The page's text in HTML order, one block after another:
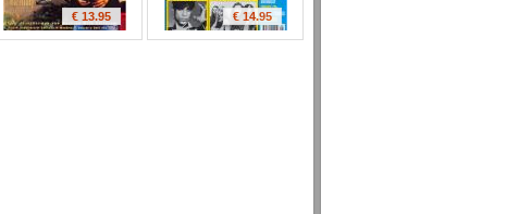
€ 13.95 € 14.95